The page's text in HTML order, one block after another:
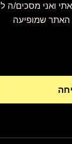
ואני מסכים/ה ל
שמופיעה